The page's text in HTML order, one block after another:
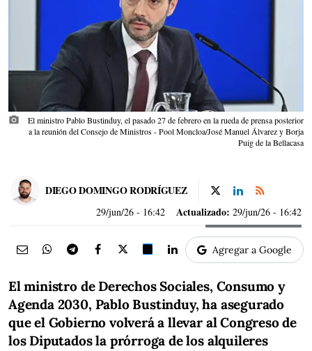
photo_camera
El ministro Pablo Bustinduy, el pasado 27 de febrero en la rueda de prensa posterior
a la reunión del Consejo de Ministros - Pool Moncloa/José Manuel Álvarez y Borja
Puig de la Bellacasa
DIEGO DOMINGO RODRÍGUEZ
29/jun/26 - 16:42 Actualizado: 29/jun/26 - 16:42
Agregar a Google
El ministro de Derechos Sociales, Consumo y
Agenda 2030, Pablo Bustinduy, ha asegurado
que el Gobierno volverá a llevar al Congreso de
los Diputados la prórroga de los alquileres